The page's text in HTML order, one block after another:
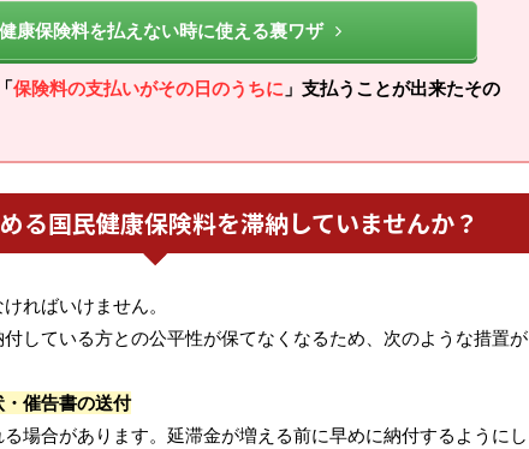
康保険料を払えない時に使える裏ワザ
保険料の支払いがその日のうちに 」支払うことが出来たその
る国民健康保険料を滞納していませんか？
ればいけません。
している方との公平性が保てなくなるため、次のような措置が
催告書の送付
場合があります。延滞金が増える前に早めに納付するようにし